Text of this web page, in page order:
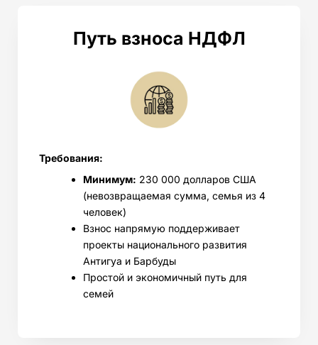
Путь взноса НДФЛ
Требования:
Минимум: 230 000 долларов США
(невозвращаемая сумма, семья из 4
человек)
Взнос напрямую поддерживает
проекты национального развития
Антигуа и Барбуды
Простой и экономичный путь для
семей